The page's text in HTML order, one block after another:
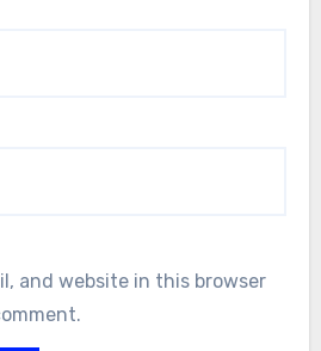
and website in this browser